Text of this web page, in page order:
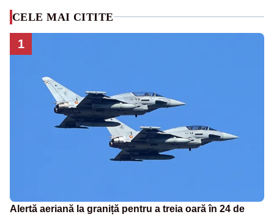
CELE MAI CITITE
1
Alertă aeriană la graniță pentru a treia oară în 24 de